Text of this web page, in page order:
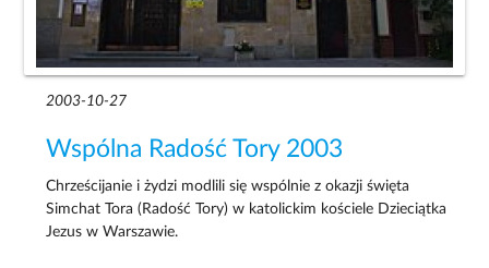
2003-10-27
Wspólna Radość Tory 2003
Chrześcijanie i żydzi modlili się wspólnie z okazji święta
Simchat Tora (Radość Tory) w katolickim kościele Dzieciątka
Jezus w Warszawie.